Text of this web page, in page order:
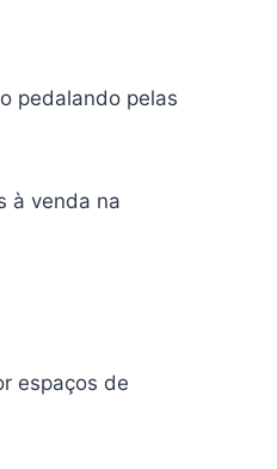
pedalando pelas
à venda na
espaços de